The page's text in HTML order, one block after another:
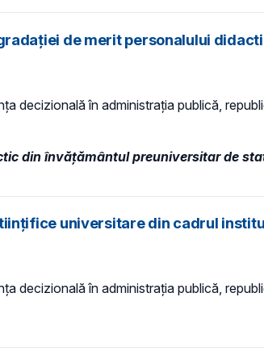
de merit personalului
decizională în administraţia publică,
din învăţământul preuniversitar de
universitare din cadrul
decizională în administraţia publică,